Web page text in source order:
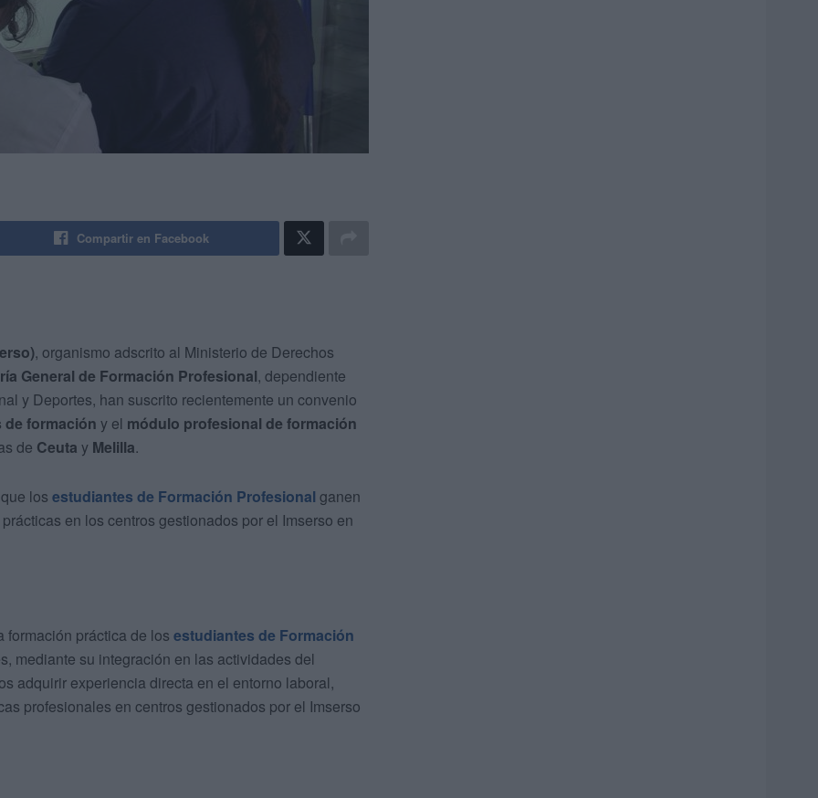
Compartir en Facebook
, organismo adscrito al Ministerio de Derechos
General de Formación Profesional, dependiente
y Deportes, han suscrito recientemente un convenio
de formación y el módulo profesional de formación
de Ceuta y Melilla.
los estudiantes de Formación Profesional ganen
en los centros gestionados por el Imserso en
formación práctica de los estudiantes de Formación
mediante su integración en las actividades del
adquirir experiencia directa en el entorno laboral,
profesionales en centros gestionados por el Imserso